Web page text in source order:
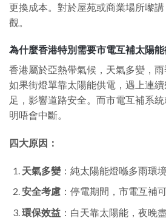
更換成本。對於屋苑或商業場所嚟
觀。
為什麼香港特別需要市電互補太陽能
香港屬於亞熱帶氣候，天氣多變，雨
如果街燈單靠太陽能供電，遇上連
足，影響道路安全。而市電互補系
明唔會中斷。
四大原因：
天氣多變：純太陽能燈喺多雨環
安全考慮：停電期間，市電互補可
環保效益：白天靠太陽能，夜晚